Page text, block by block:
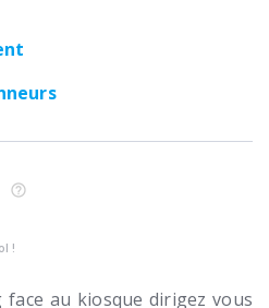
!
face au kiosque dirigez vous